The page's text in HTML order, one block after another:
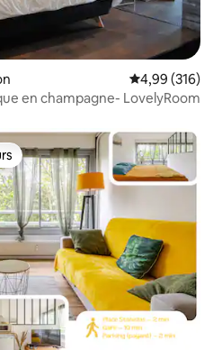
Évaluation
4,99 (316)
en champagne- LovelyRoom
plus appréciés